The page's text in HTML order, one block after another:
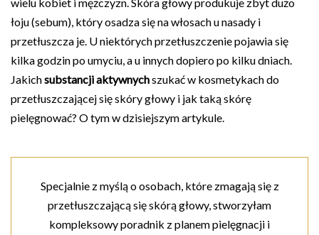
łoju (sebum), który osadza się na włosach u nasady i
przetłuszcza je. U niektórych przetłuszczenie pojawia się
kilka godzin po umyciu, a u innych dopiero po kilku dniach.
Jakichsubstancji aktywnychszukać w kosmetykach do
przetłuszczającej się skóry głowy i jak taką skórę
pielęgnować? O tym w dzisiejszym artykule.
Specjalnie z myślą o osobach, które zmagają się z
przetłuszczającą się skórą głowy, stworzyłam
kompleksowy poradnik z planem pielęgnacji i